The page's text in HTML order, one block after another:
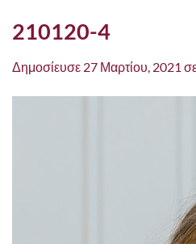
210120-4
Δημοσίευσε 27 Μαρτίου, 2021